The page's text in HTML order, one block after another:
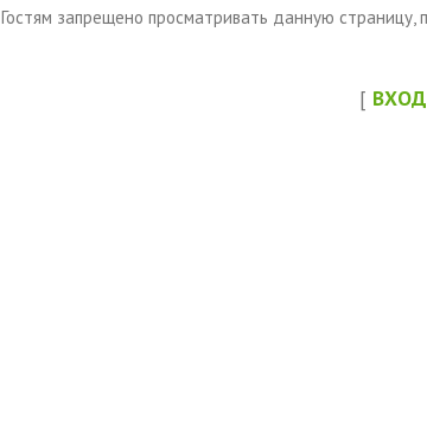
Гостям запрещено просматривать данную страницу,
[ ВХОД